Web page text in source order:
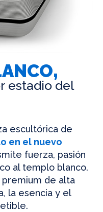
estadio del
escultórica de
en el nuevo
fuerza, pasión
al templo blanco.
premium de alta
la esencia y el